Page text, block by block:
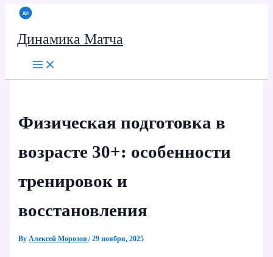
Динамика Матча
Физическая подготовка в
возрасте 30+: особенности
тренировок и
восстановления
ByАлексей Морозов/29 ноября, 2025